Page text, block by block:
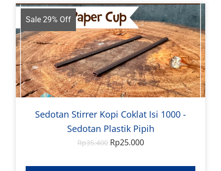
Sale 29% Off
Sedotan Stirrer Kopi Coklat Isi 1000 -
Sedotan Plastik Pipih
Rp35.400 Rp25.000